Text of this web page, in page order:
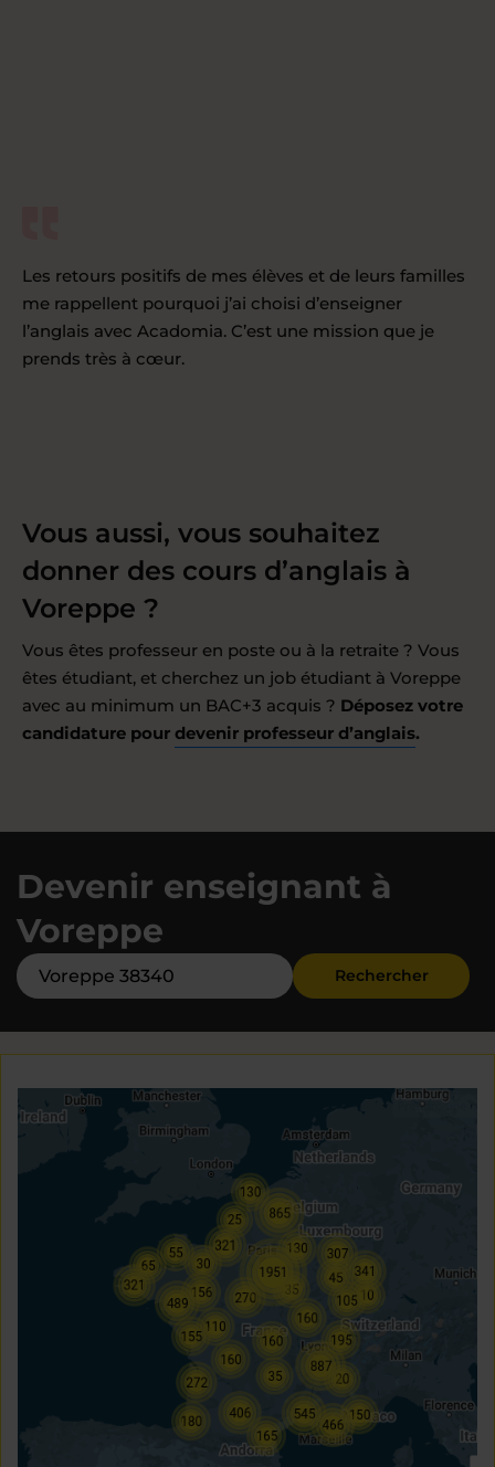
Les retours positifs de mes élèves et de leurs familles
me rappellent pourquoi j’ai choisi d’enseigner
l’anglais avec Acadomia. C’est une mission que je
prends très à cœur.
Vous aussi, vous souhaitez
donner des cours d’anglais à
Voreppe ?
Vous êtes professeur en poste ou à la retraite ? Vous
êtes étudiant, et cherchez un job étudiant à Voreppe
avec au minimum un BAC+3 acquis ? Déposez votre
candidature pour devenir professeur d’anglais.
Devenir enseignant à
Voreppe
Rechercher